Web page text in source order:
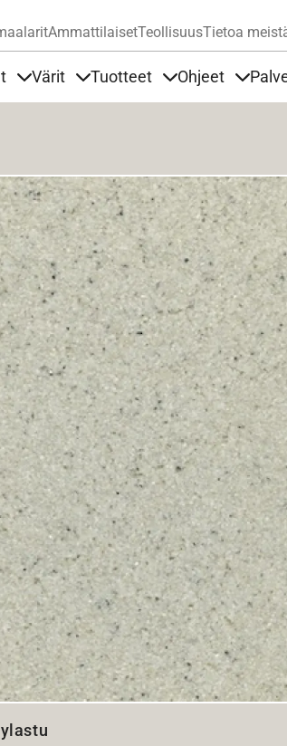
AmmattilaisetTeollisuusTietoa
Värit Tuotteet Ohjeet